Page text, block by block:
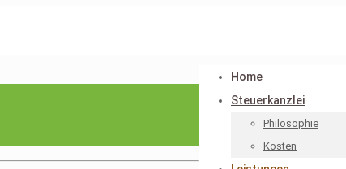
Home
Steuerkanzlei
Philosophie
Kosten